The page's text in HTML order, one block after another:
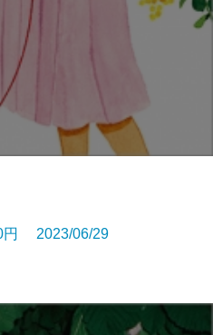
円 2023/06/29